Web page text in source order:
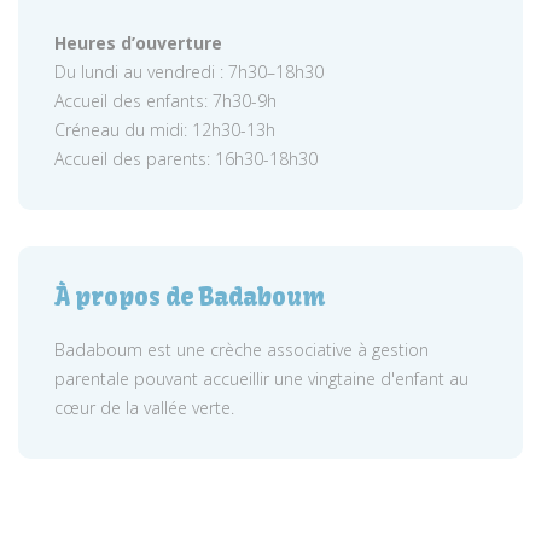
Heures d’ouverture
Du lundi au vendredi : 7h30–18h30
Accueil des enfants: 7h30-9h
Créneau du midi: 12h30-13h
Accueil des parents: 16h30-18h30
À propos de Badaboum
Badaboum est une crèche associative à gestion
parentale pouvant accueillir une vingtaine d'enfant au
cœur de la vallée verte.